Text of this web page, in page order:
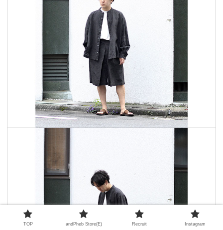
TOP andPheb Store(E) Recruit Instagram